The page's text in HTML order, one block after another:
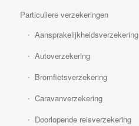
Particuliere verzekeringen
Aansprakelijkheidsverzekering
Autoverzekering
Bromfietsverzekering
Caravanverzekering
Doorlopende reisverzekering